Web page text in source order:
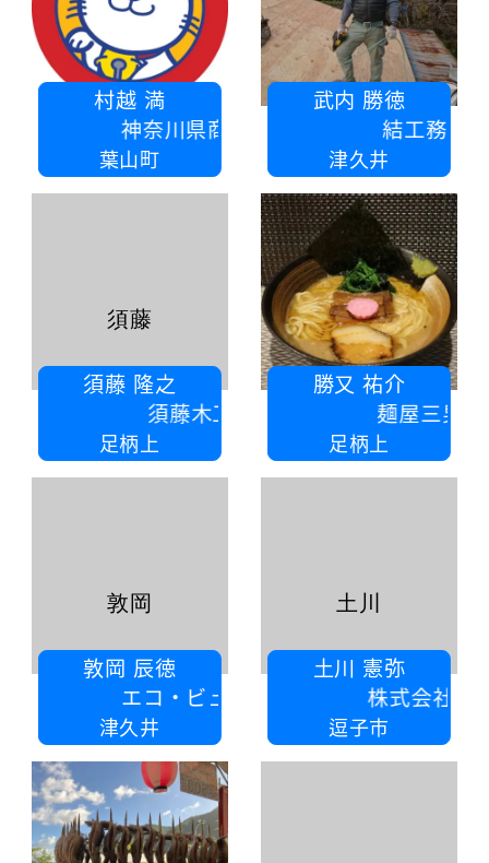
村越 満
神奈川県商工会連合会
葉山町
武内 勝徳
結工務店
津久井
須藤 隆之
須藤木工所
足柄上
須藤
勝又 祐介
麺屋三男坊
足柄上
敦岡 辰徳
エコ・ビューティー㈱
津久井
敦岡
土川 憲弥
株式会社W.E.H
逗子市
土川